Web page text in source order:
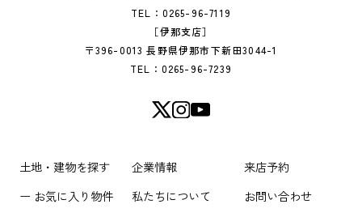
TEL：0265-96-7119
［伊那支店］
〒396-0013 長野県伊那市下新田3044-1
TEL：0265-96-7239
土地・建物を探す
ー お気に入り物件
企業情報
私たちについて
来店予約
お問い合わせ